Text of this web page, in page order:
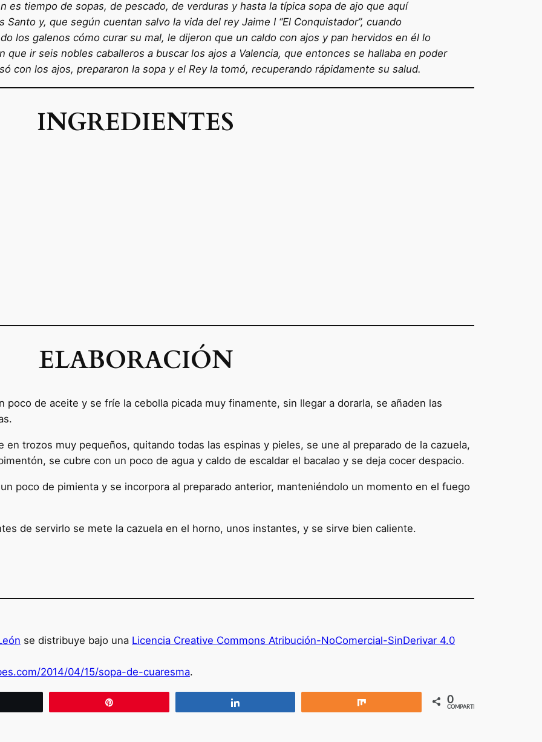
es tiempo de sopas, de pescado, de verduras y hasta la típica sopa de ajo que aquí
y, que según cuentan salvo la vida del rey Jaime I “El Conquistador”, cuando
los galenos cómo curar su mal, le dijeron que un caldo con ajos y pan hervidos en él lo
que ir seis nobles caballeros a buscar los ajos a Valencia, que entonces se hallaba en poder
con los ajos, prepararon la sopa y el Rey la tomó, recuperando rápidamente su salud.
INGREDIENTES
ELABORACIÓN
poco de aceite y se fríe la cebolla picada muy finamente, sin llegar a dorarla, se añaden las
en trozos muy pequeños, quitando todas las espinas y pieles, se une al preparado de la cazuela,
se cubre con un poco de agua y caldo de escaldar el bacalao y se deja cocer despacio.
poco de pimienta y se incorpora al preparado anterior, manteniéndolo un momento en el fuego
de servirlo se mete la cazuela en el horno, unos instantes, y se sirve bien caliente.
se distribuye bajo una Licencia Creative Commons Atribución-NoComercial-SinDerivar 4.0
2014/04/15/sopa-de-cuaresma.
0
COMPARTIR